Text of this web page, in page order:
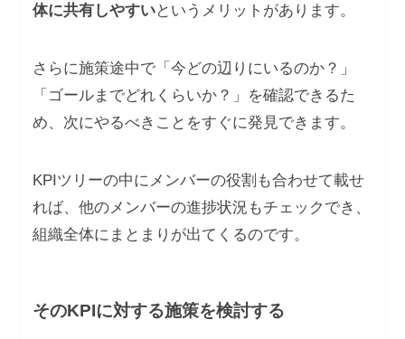
体に共有しやすいというメリットがあります。
さらに施策途中で「今どの辺りにいるのか？」
「ゴールまでどれくらいか？」を確認できるた
め、次にやるべきことをすぐに発見できます。
KPIツリーの中にメンバーの役割も合わせて載せ
れば、他のメンバーの進捗状況もチェックでき、
組織全体にまとまりが出てくるのです。
そのKPIに対する施策を検討する